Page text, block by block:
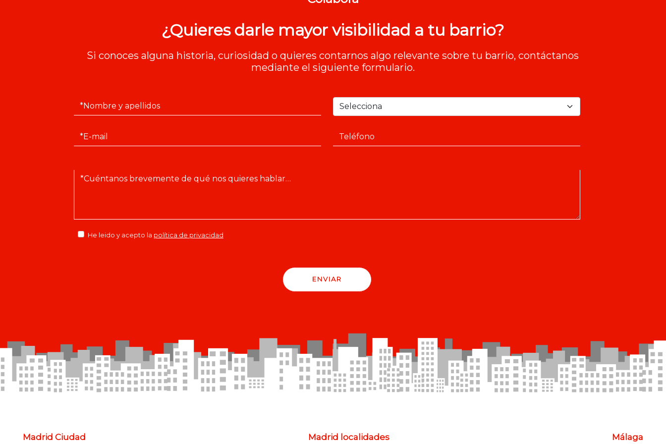
¿Quieres darle mayor visibilidad a tu barrio?
Si conoces alguna historia, curiosidad o quieres contarnos algo relevante sobre tu barrio, contáctanos
mediante el siguiente formulario.
He leido y acepto la política de privacidad
ENVIAR
Madrid Ciudad Madrid localidades Málaga